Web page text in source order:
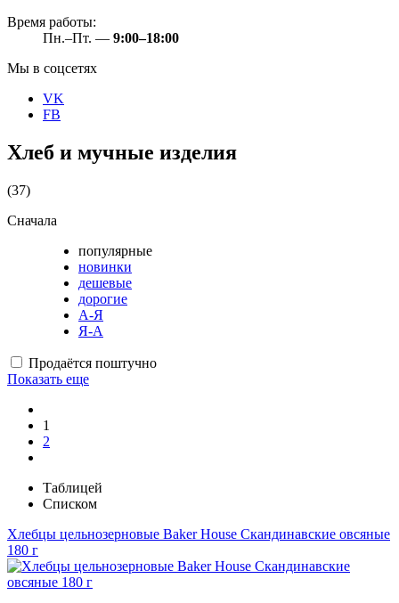
Время работы:
Пн.–Пт. — 9:00–18:00
Мы в соцсетях
VK
FB
Хлеб и мучные изделия
(37)
Сначала
популярные
новинки
дешевые
дорогие
А-Я
Я-А
Продаётся поштучно
Показать еще
1
2
Таблицей
Списком
Хлебцы цельнозерновые Baker House Скандинавские овсяные
180 г